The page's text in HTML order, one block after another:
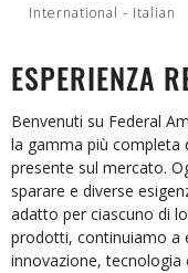
International - Italian
ESPERIENZA
Benvenuti su Federal
la gamma più completa
presente sul mercato.
sparare e diverse
adatto per ciascuno di
prodotti, continuiamo a
innovazione, tecnologia